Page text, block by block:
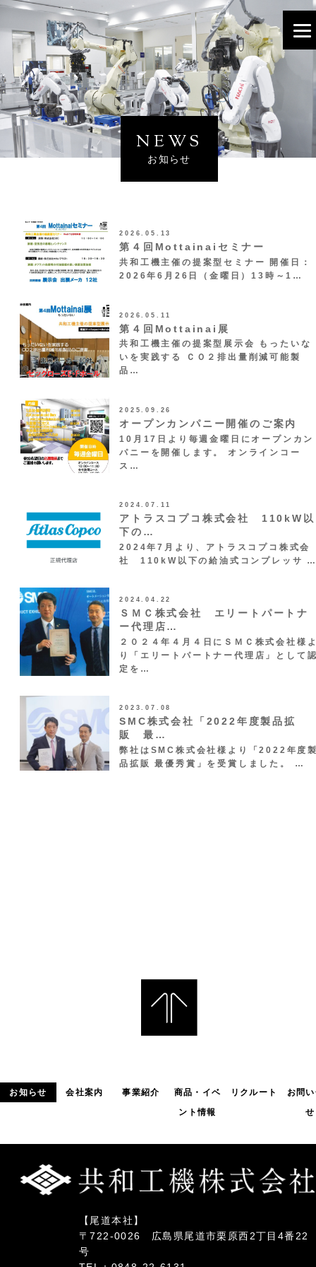
NEWS
お知らせ
2026.05.13
第４回Mottainaiセミナー
共和工機主催の提案型セミナー 開催日：
2026年6月26日（金曜日）13時～1…
2026.05.11
第４回Mottainai展
共和工機主催の提案型展示会 もったいな
いを実践する ＣＯ２排出量削減可能製
品…
2025.09.26
オープンカンパニー開催のご案内
10月17日より毎週金曜日にオープンカン
パニーを開催します。 オンラインコー
ス…
2024.07.11
アトラスコプコ株式会社 110kW以
下の…
2024年7月より、アトラスコプコ株式会
社 110kW以下の給油式コンプレッサ
2024.04.22
ＳＭＣ株式会社 エリートパートナ
ー代理店…
２０２４年４月４日にＳＭＣ株式会社様
り「エリートパートナー代理店」として
定を…
2023.07.08
SMC株式会社「2022年度製品拡
販 最…
弊社はSMC株式会社様より「2022年度
品拡販 最優秀賞」を受賞しました。 …
お知らせ 会社案内 事業紹介
商品・イベ
ント情報
リクルート
お問
せ
【尾道本社】
〒722-0026 広島県尾道市栗原西2丁目4番22
号